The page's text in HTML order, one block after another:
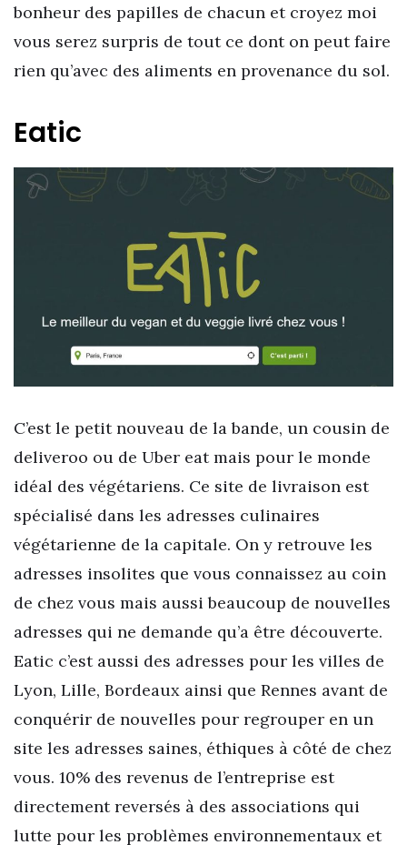
bonheur des papilles de chacun et croyez moi
vous serez surpris de tout ce dont on peut faire
rien qu’avec des aliments en provenance du sol.
Eatic
C’est le petit nouveau de la bande, un cousin de
deliveroo ou de Uber eat mais pour le monde
idéal des végétariens. Ce site de livraison est
spécialisé dans les adresses culinaires
végétarienne de la capitale. On y retrouve les
adresses insolites que vous connaissez au coin
de chez vous mais aussi beaucoup de nouvelles
adresses qui ne demande qu’a être découverte.
Eatic c’est aussi des adresses pour les villes de
Lyon, Lille, Bordeaux ainsi que Rennes avant de
conquérir de nouvelles pour regrouper en un
site les adresses saines, éthiques à côté de chez
vous. 10% des revenus de l’entreprise est
directement reversés à des associations qui
lutte pour les problèmes environnementaux et